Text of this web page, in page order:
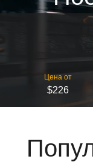
Цена от
$226